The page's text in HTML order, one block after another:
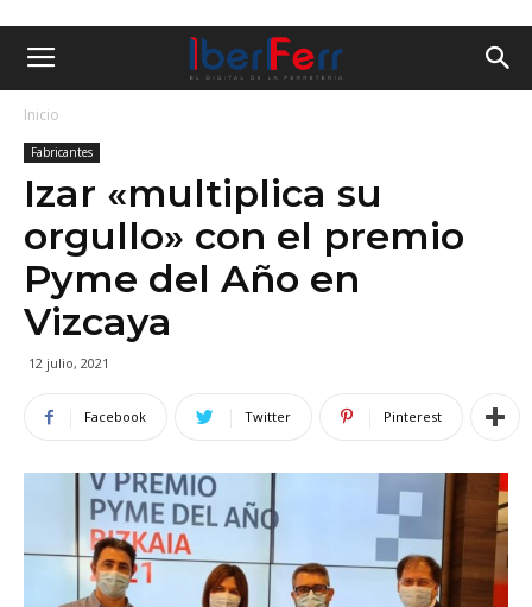
Inicio
Fabricantes
Izar «multiplica su
orgullo» con el premio
Pyme del Año en
Vizcaya
12 julio, 2021
Facebook Twitter Pinterest